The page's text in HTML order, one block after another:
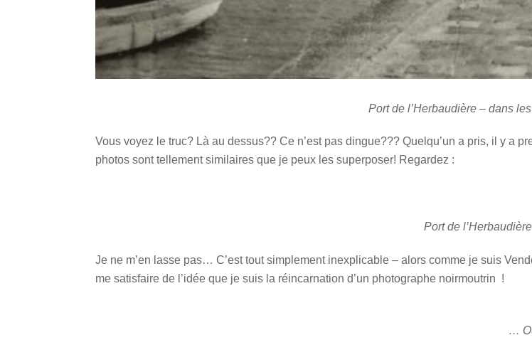
Port de l’Herbaudière – dans
Vous voyez le truc? Là au dessus?? Ce n’est pas dingue??? Quelqu’un a pris, il y a
photos sont tellement similaires que je peux les superposer! Regardez :
Port de l’Herbaudière
Je ne m’en lasse pas… C’est tout simplement inexplicable – alors comme je suis
me satisfaire de l’idée que je suis la réincarnation d’un photographe noirmoutrin !
…